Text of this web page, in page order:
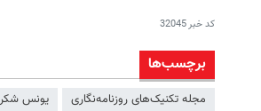
کد خبر32045
برچسب‌ها
مجله تکنیک‌های روزنامه‌نگاری یونس‌